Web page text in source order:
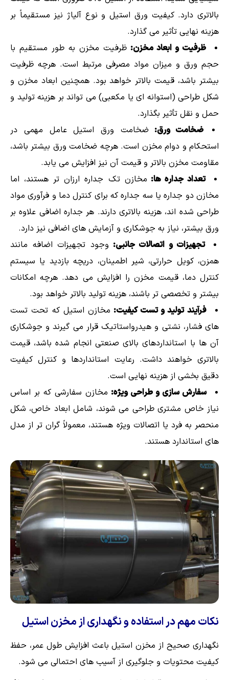
بالاتری دارد. کیفیت ورق استیل و نوع آلیاژ نیز مستقیماً بر
هزینه نهایی تأثیر می گذارد.
ظرفیت و ابعاد مخزن: ظرفیت مخزن به طور مستقیم با
حجم ورق و میزان مواد مصرفی مرتبط است. هرچه ظرفیت
بیشتر باشد، قیمت بالاتر خواهد بود. همچنین ابعاد مخزن و
شکل طراحی (استوانه ای یا مکعبی) می تواند بر هزینه تولید و
حمل و نقل تأثیر بگذارد.
ضخامت ورق:ضخامت ورق استیل عامل مهمی در
استحکام و دوام مخزن است. هرچه ضخامت ورق بیشتر باشد،
مقاومت مخزن بالاتر و قیمت آن نیز افزایش می یابد.
تعداد جداره ها: مخازن تک جداره ارزان تر هستند، اما
مخازن دو جداره یا سه جداره که برای کنترل دما و فرآوری مواد
طراحی شده اند، هزینه بالاتری دارند. هر جداره اضافی علاوه بر
ورق بیشتر، نیاز به جوشکاری و آزمایش های اضافی نیز دارد.
تجهیزات و اتصالات جانبی: وجود تجهیزات اضافه مانند
همزن، کویل حرارتی، شیر اطمینان، دریچه بازدید یا سیستم
کنترل دما، قیمت مخزن را افزایش می دهد. هرچه امکانات
بیشتر و تخصصی تر باشند، هزینه تولید بالاتر خواهد بود.
فرآیند تولید و تست کیفیت: مخازن استیل که تحت تست
های فشار، نشتی و هیدرواستاتیک قرار می گیرند و جوشکاری
آن ها با استانداردهای بالای صنعتی انجام شده باشد، قیمت
بالاتری خواهند داشت. رعایت استانداردها و کنترل کیفیت
دقیق بخشی از هزینه نهایی است.
سفارش سازی و طراحی ویژه: مخازن سفارشی که بر اساس
نیاز خاص مشتری طراحی می شوند، شامل ابعاد خاص، شکل
منحصر به فرد یا اتصالات ویژه هستند، معمولاً گران تر از مدل
های استاندارد هستند.
نکات مهم در استفاده و نگهداری از مخزن استیل
نگهداری صحیح از مخزن استیل باعث افزایش طول عمر، حفظ
کیفیت محتویات و جلوگیری از آسیب های احتمالی می شود.